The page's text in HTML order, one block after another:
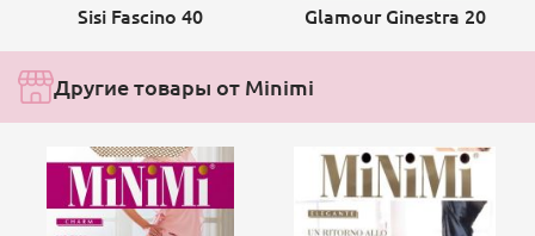
Sisi Fascino 40 Glamour Ginestra 20
Другие товары от Minimi